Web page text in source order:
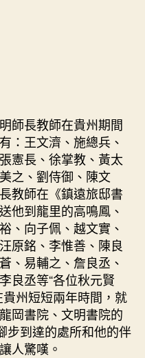
師長教師在貴州期間
：王文濟、施總兵、
憲長、徐掌教、黃太
之、劉侍御、陳文
教師在《鎮遠旅邸書
他到龍里的高鳴鳳、
、向子佩、越文實、
原銘、李惟善、陳良
、易輔之、詹良丞、
良丞等“各位秋元賢
州短短兩年時間，就
岡書院、文明書院的
步到達的處所和他的伴
人驚嘆。